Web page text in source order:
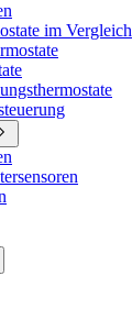
im Vergleich